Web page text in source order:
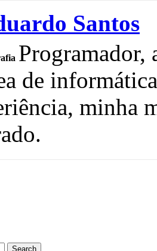
Santos
Programador,
de
minha